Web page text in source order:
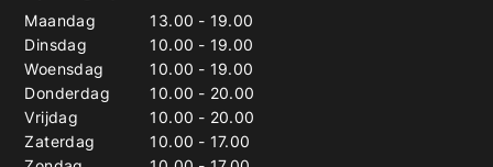
Maandag
13.00 - 19.00
Dinsdag
10.00 - 19.00
Woensdag
10.00 - 19.00
Donderdag
10.00 - 20.00
Vrijdag
10.00 - 20.00
Zaterdag
10.00 - 17.00